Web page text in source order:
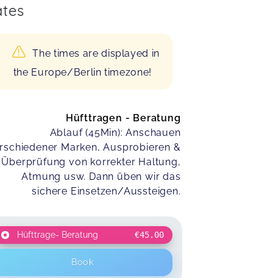
The times are displayed in
the Europe/Berlin timezone!
Hüfttragen - Beratung
Ablauf (45Min): Anschauen
Marken, Ausprobieren &
Überprüfung von korrekter Haltung,
Atmung usw. Dann üben wir das
sichere Einsetzen/Aussteigen.
Hüfttrage- Beratung €45.00
Book